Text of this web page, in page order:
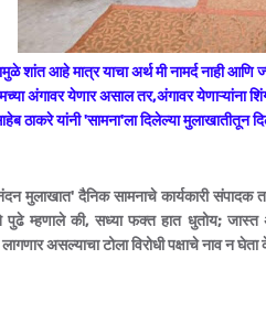
शांत आहे मात्र याचा अर्थ मी नामर्द नाही
अंगावर येणार असाल तर,अंगावर
ठाकरे यांनी 'सामना'ला दिलेल्या मुलाखातीतून
मुलाखात' दैनिक सामनाचे कार्यकारी
पुढे म्हणाले की, सध्या फक्त हात धुतोय;
असल्याचा टोला विरोधी पक्षाचे नाव न